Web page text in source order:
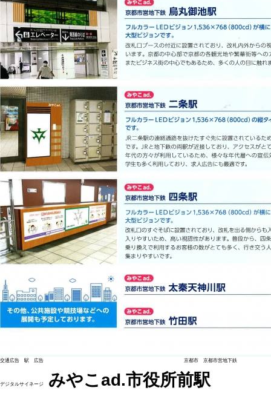
交通広告 駅 広告 京都市 京都市営地下鉄
デジタルサイネージ みやこad.市役所前駅